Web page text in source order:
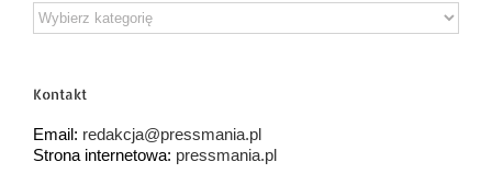
Działy
tematyczne
Kontakt
Email: redakcja@pressmania.pl
Strona internetowa: pressmania.pl